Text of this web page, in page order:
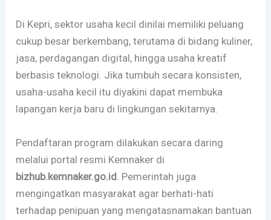
Di Kepri, sektor usaha kecil dinilai memiliki peluang
cukup besar berkembang, terutama di bidang kuliner,
jasa, perdagangan digital, hingga usaha kreatif
berbasis teknologi. Jika tumbuh secara konsisten,
usaha-usaha kecil itu diyakini dapat membuka
lapangan kerja baru di lingkungan sekitarnya.
Pendaftaran program dilakukan secara daring
melalui portal resmi Kemnaker di
bizhub.kemnaker.go.id . Pemerintah juga
mengingatkan masyarakat agar berhati-hati
terhadap penipuan yang mengatasnamakan bantuan